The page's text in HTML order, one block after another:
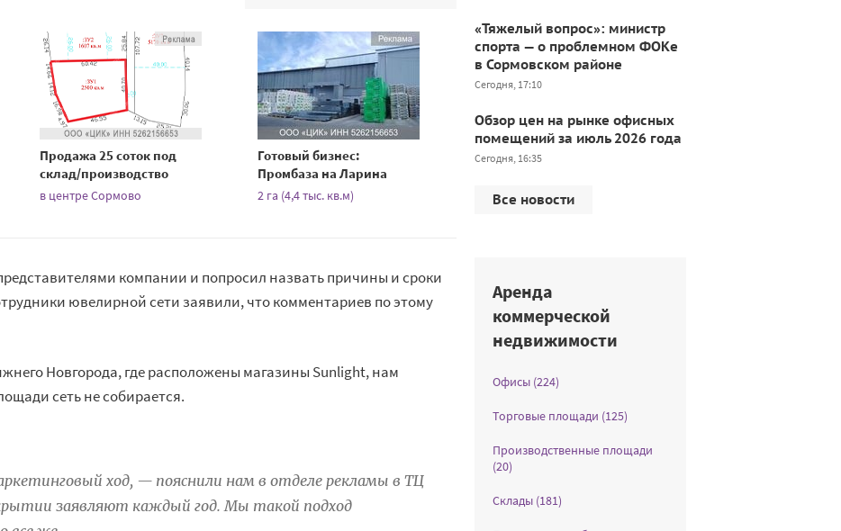
Продажа 25 соток под
склад/производство
в центре Сормово
Готовый бизнес:
Промбаза на Ларина
2 га (4,4 тыс. кв.м)
компании и попросил назвать причины и сроки
ювелирной сети заявили, что комментариев по этому
Новгорода, где расположены магазины Sunlight, нам
сеть не собирается.
ход, — пояснили нам в отделе рекламы в ТЦ
заявляют каждый год. Мы такой подход
«Тяжелый вопрос»: министр
спорта — о проблемном ФОКе
в Сормовском районе
Сегодня, 17:10
Обзор цен на рынке офисных
помещений за июль 2026 года
Сегодня, 16:35
Все новости
Аренда
коммерческой
недвижимости
Офисы (224)
Торговые площади (125)
Производственные площади
(20)
Склады (181)